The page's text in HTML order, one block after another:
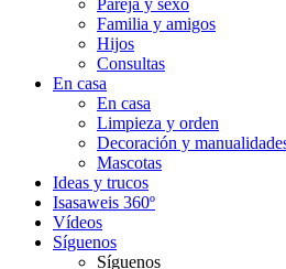
Pareja y sexo
Familia y amigos
Hijos
Consultas
En casa
En casa
Limpieza y orden
Decoración y
Mascotas
Ideas y trucos
Isasaweis 360º
Vídeos
Síguenos
Síguenos